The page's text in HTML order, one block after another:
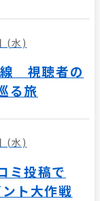
(水)
視聴者の
る旅
(水)
ミ投稿で
ト大作戦